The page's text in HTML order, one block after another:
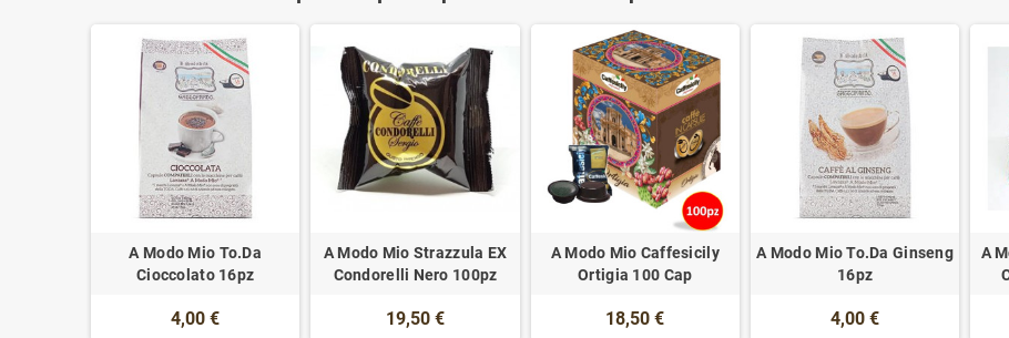
A Modo Mio To.Da
Cioccolato 16pz
4,00 €
A Modo Mio Strazzula EX
Condorelli Nero 100pz
19,50 €
A Modo Mio Caffesicily
Ortigia 100 Cap
18,50 €
A Modo Mio To.Da Ginseng
16pz
4,00 €
A